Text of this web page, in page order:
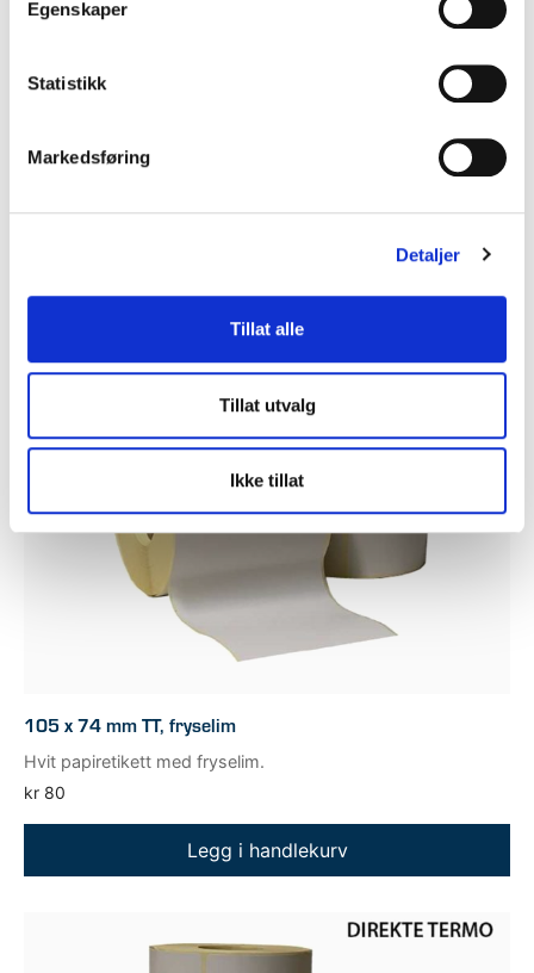
Egenskaper
Statistikk
Markedsføring
Detaljer
Tillat alle
Tillat utvalg
Ikke tillat
Fraktetikett 102 x 192 mm m/perforering
kr125
105 x 74 mm TT, fryselim
Hvit papiretikett med fryselim.
kr 80
Legg i handlekurv